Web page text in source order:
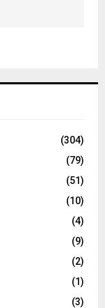
(304)
(79)
(51)
(10)
(4)
(9)
(2)
(1)
(3)